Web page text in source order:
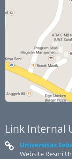
Link Internal
Universitas
Website Resmi